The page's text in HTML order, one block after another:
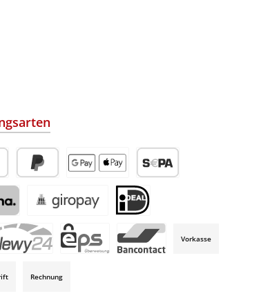
Später BezahlenApple Pay / Google Pay (via Stripe)
SEPA-Lastschrift (via
Stripe)
Giropay (via Stripe) iDeal (via Stripe)
Vorkasse
Rechnung